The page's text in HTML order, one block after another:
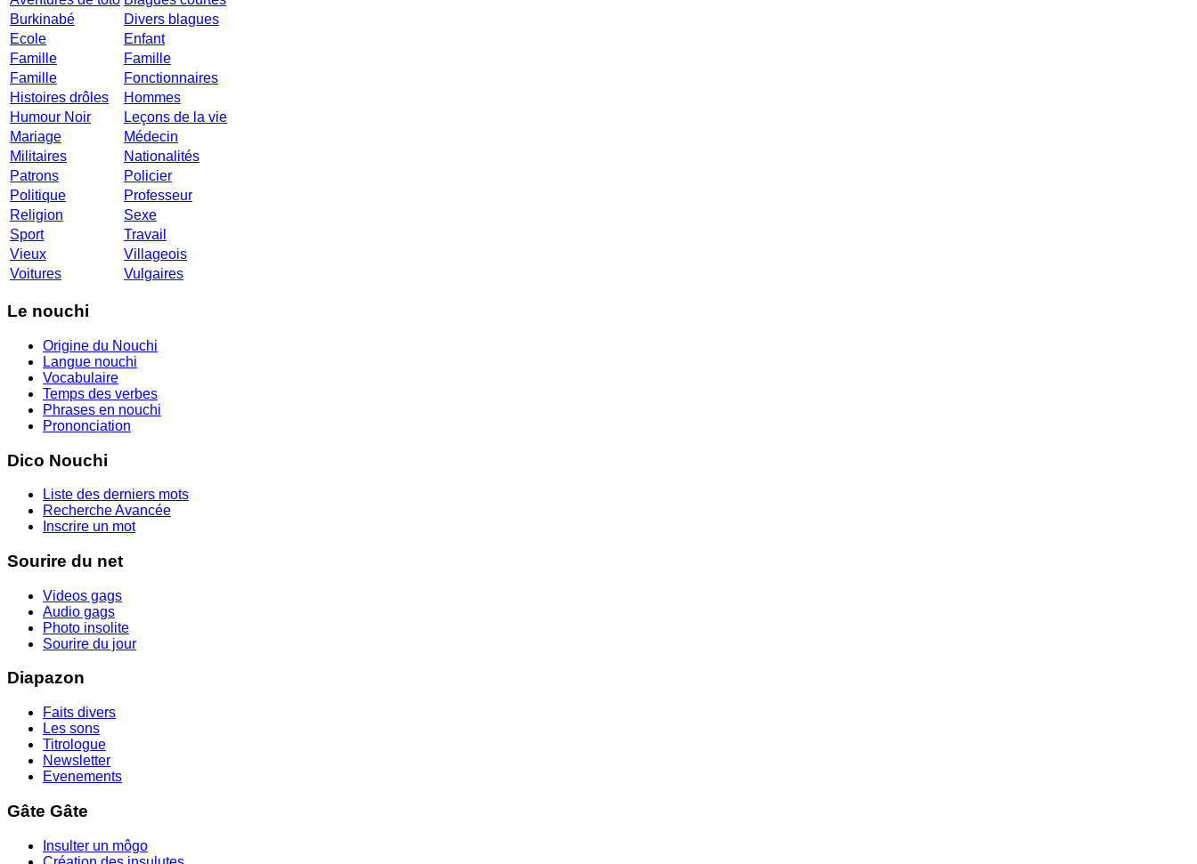
Burkinabé
Divers blagues
Ecole
Enfant
Famille
Famille
Famille
Fonctionnaires
Histoires drôles
Hommes
Humour Noir
Leçons de la vie
Mariage
Médecin
Militaires
Nationalités
Patrons
Policier
Politique
Professeur
Religion
Sexe
Sport
Travail
Vieux
Villageois
Voitures
Vulgaires
Le nouchi
Origine du Nouchi
Langue nouchi
Vocabulaire
Temps des verbes
Phrases en nouchi
Prononciation
Dico Nouchi
Liste des derniers mots
Recherche Avancée
Inscrire un mot
Sourire du net
Videos gags
Audio gags
Photo insolite
Sourire du jour
Diapazon
Faits divers
Les sons
Titrologue
Newsletter
Evenements
Gâte Gâte
Insulter un môgo